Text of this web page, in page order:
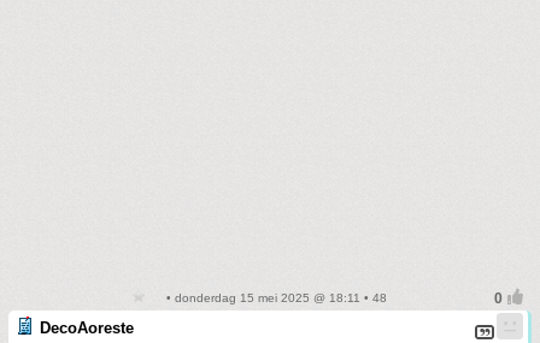
• donderdag 15 mei 2025 @ 18:11 • 48
DecoAoreste